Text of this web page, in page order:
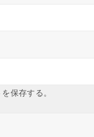
保存する。